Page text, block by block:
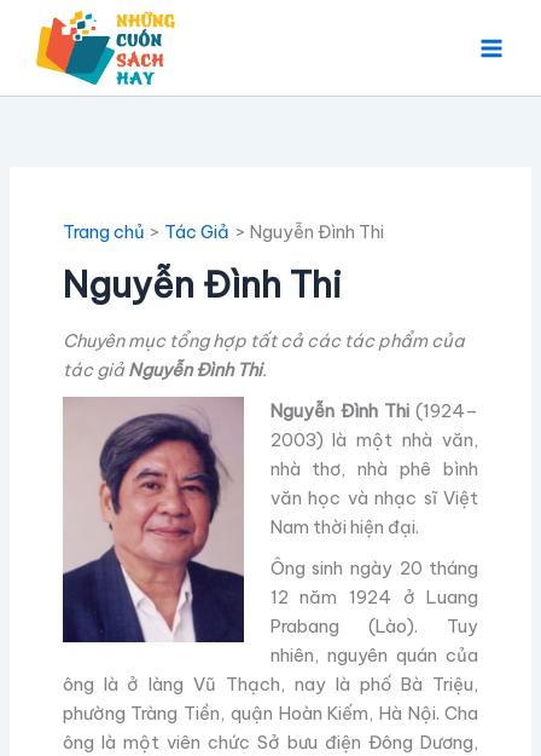
dung
Trang chủ Tác Giả Nguyễn Đình Thi
Nguyễn Đình Thi
Chuyên mục tổng hợp tất cả các tác phẩm của
tác giả Nguyễn Đình Thi.
Nguyễn Đình Thi (1924–
2003) là một nhà văn,
nhà thơ, nhà phê bình
văn học và nhạc sĩ Việt
Nam thời hiện đại.
Ông sinh ngày 20 tháng
12 năm 1924 ở Luang
Prabang (Lào). Tuy
nhiên, nguyên quán của
ông là ở làng Vũ Thạch, nay là phố Bà Triệu,
phường Tràng Tiền, quận Hoàn Kiếm, Hà Nội. Cha
ông là một viên chức Sở bưu điện Đông Dương,